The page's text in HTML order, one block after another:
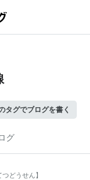
タグでブログを書く
グ
つどうせん】